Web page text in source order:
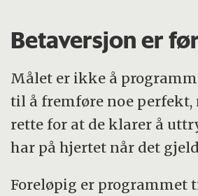
Betaversjon er
Målet er ikke å
til å fremføre noe perfekt,
rette for at de klarer å
har på hjertet når det
Foreløpig er programmet